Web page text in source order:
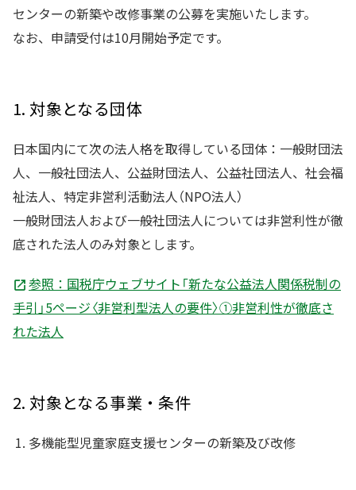
センターの新築や改修事業の公募を実施いたします。
なお、申請受付は10月開始予定です。
1. 対象となる団体
日本国内にて次の法人格を取得している団体：一般財団法
人、一般社団法人、公益財団法人、公益社団法人、社会福
祉法人、特定非営利活動法人（NPO法人）
一般財団法人および一般社団法人については非営利性が徹
底された法人のみ対象とします。
参照：国税庁ウェブサイト「新たな公益法人関係税制の
手引」5ページ〈非営利型法人の要件〉①非営利性が徹底さ
れた法人
2. 対象となる事業・条件
多機能型児童家庭支援センターの新築及び改修